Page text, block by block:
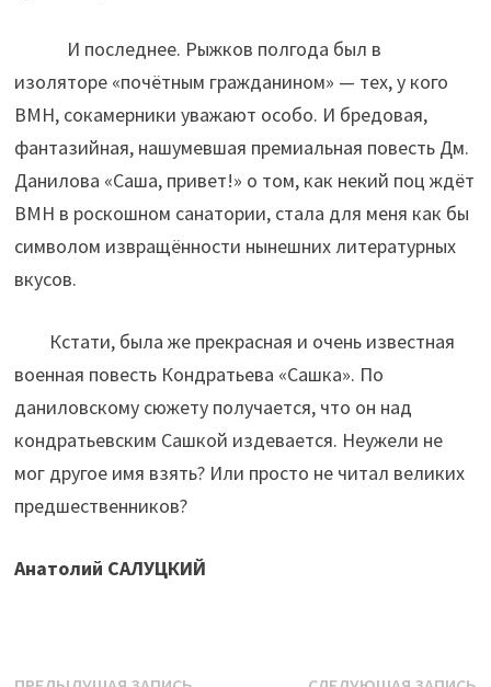
И последнее. Рыжков полгода был в
изоляторе «почётным гражданином» — тех, у кого
ВМН, сокамерники уважают особо. И бредовая,
фантазийная, нашумевшая премиальная повесть Дм.
Данилова «Саша, привет!» о том, как некий поц ждёт
ВМН в роскошном санатории, стала для меня как бы
символом извращённости нынешних литературных
вкусов.
Кстати, была же прекрасная и очень известная
военная повесть Кондратьева «Сашка». По
даниловскому сюжету получается, что он над
кондратьевским Сашкой издевается. Неужели не
мог другое имя взять? Или просто не читал великих
предшественников?
Анатолий САЛУЦКИЙ